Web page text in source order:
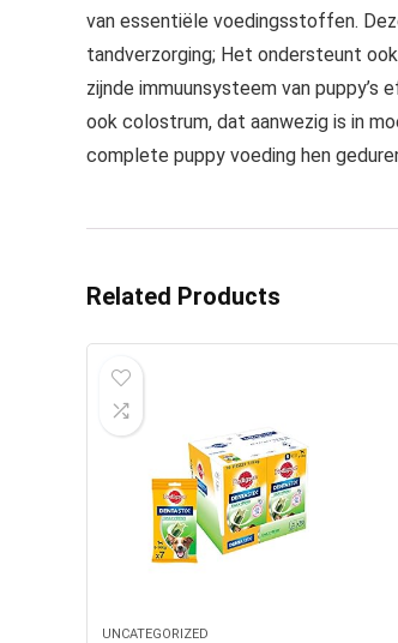
van essentiële voedingsstoffen.
tandverzorging; Het ondersteunt
zijnde immuunsysteem van
ook colostrum, dat aanwezig is in
complete puppy voeding hen
Related Products
UNCATEGORIZED